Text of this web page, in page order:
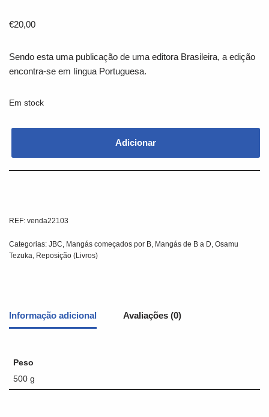
€20,00
Sendo esta uma publicação de uma editora Brasileira, a edição
encontra-se em língua Portuguesa.
Em stock
Adicionar
REF: venda22103
Categorias: JBC, Mangás começados por B, Mangás de B a D, Osamu
Tezuka, Reposição (Livros)
Informação adicional Avaliações (0)
Peso
500 g